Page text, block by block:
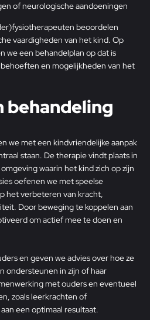
of neurologische aandoeningen
beoordelen
vaardigheden van het kind. Op
we een behandelplan op dat is
en mogelijkheden van het
behandeling
we met een kindvriendelijke aanpak
staan. De therapie vindt plaats in
waarin het kind zich op zijn
oefenen we met speelse
het verbeteren van kracht,
Door beweging te koppelen aan
om actief mee te doen en
en geven we advies over hoe ze
ondersteunen in zijn of haar
met ouders en eventueel
zoals leerkrachten of
een optimaal resultaat.